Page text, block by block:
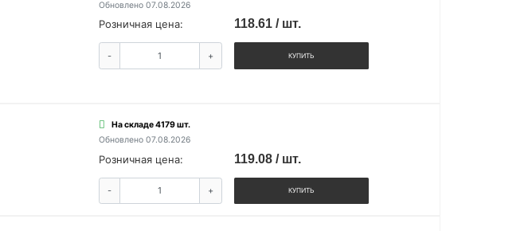
Обновлено 07.08.2026
Розничная цена: 118.61 / шт.
- + КУПИТЬ
На складе 4179 шт.
Обновлено 07.08.2026
Розничная цена: 119.08 / шт.
- + КУПИТЬ